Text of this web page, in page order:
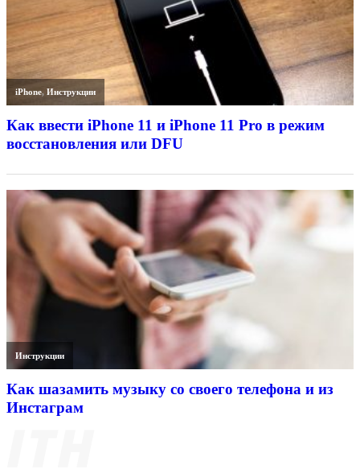
iPhone,Инструкции
Как ввести iPhone 11 и iPhone 11 Pro в режим
восстановления или DFU
Инструкции
Как шазамить музыку со своего телефона и из
Инстаграм